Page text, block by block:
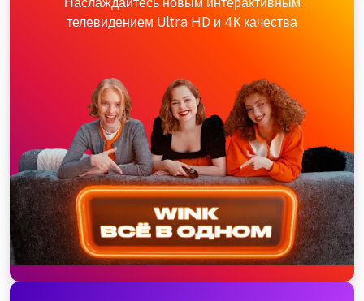
телевидением Ultra HD и 4К качества